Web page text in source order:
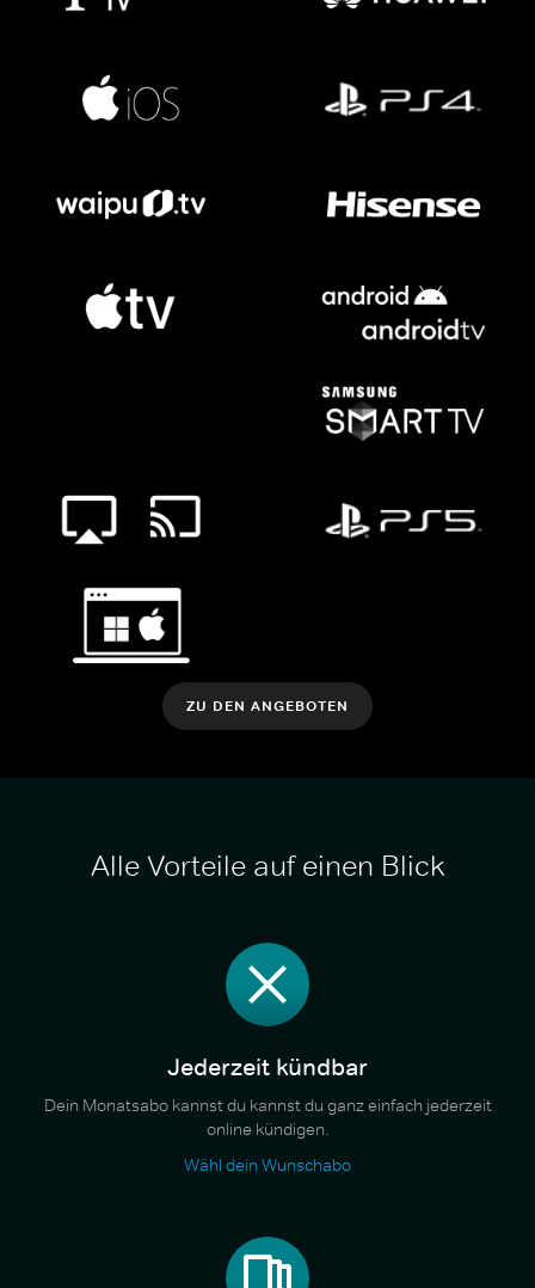
ZU DEN ANGEBOTEN
Alle Vorteile auf einen Blick
Jederzeit kündbar
Dein Monatsabo kannst du kannst du ganz einfach jederzeit
online kündigen.
Wähl dein Wunschabo